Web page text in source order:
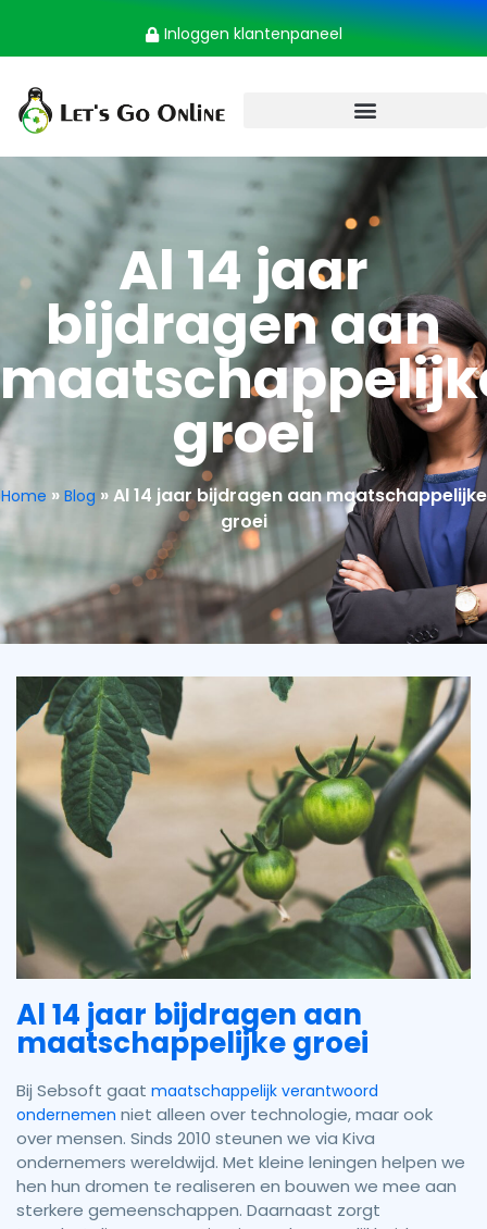
Inloggen klantenpaneel
Al 14 jaar
bijdragen aan
groei
Home » Blog »Al 14 jaar bijdragen aan maatschappelijke
groei
Al 14 jaar bijdragen aan
maatschappelijke groei
Bij Sebsoft gaat maatschappelijk verantwoord
ondernemen niet alleen over technologie, maar ook
over mensen. Sinds 2010 steunen we via Kiva
ondernemers wereldwijd. Met kleine leningen helpen we
hen hun dromen te realiseren en bouwen we mee aan
sterkere gemeenschappen. Daarnaast zorgt